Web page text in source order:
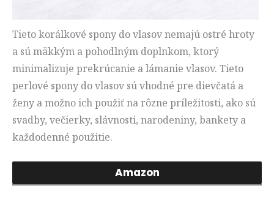
Tieto korálkové spony do vlasov nemajú ostré hroty
a sú mäkkým a pohodlným doplnkom, ktorý
minimalizuje prekrúcanie a lámanie vlasov. Tieto
perlové spony do vlasov sú vhodné pre dievčatá a
ženy a možno ich použiť na rôzne príležitosti, ako sú
svadby, večierky, slávnosti, narodeniny, bankety a
každodenné použitie.
Amazon